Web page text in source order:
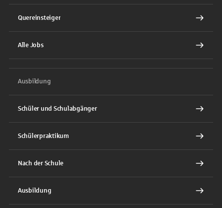
Quereinsteiger
Alle Jobs
Ausbildung
Schüler und Schulabgänger
Schülerpraktikum
Nach der Schule
Ausbildung